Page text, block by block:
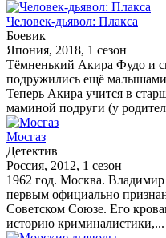
Человек-дьявол: Плакса
Боевик
Япония, 2018, 1 сезон
Тёмненький Акира Фудо и
подружились ещё малышами,
Теперь Акира учится в
маминой подруги (у
Мосгаз
Детектив
Россия, 2012, 1 сезон
1962 год. Москва.
первым официально
Советском Союзе. Его
историю криминалистики,...